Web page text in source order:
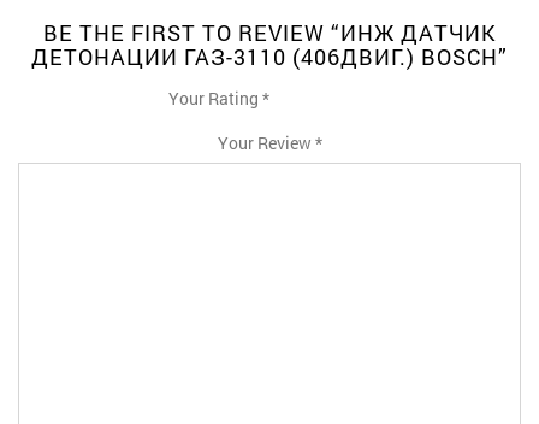
BE THE FIRST TO REVIEW “ИНЖ ДАТЧИК
ДЕТОНАЦИИ ГАЗ-3110 (406ДВИГ.) BOSCH”
Your Rating *
1 4
Your Review *